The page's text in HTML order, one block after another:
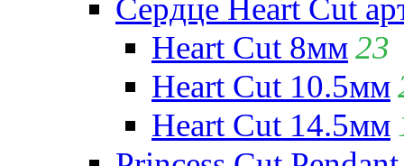
Сердце Heart Cut
Heart Cut 8мм23
Heart Cut 10.5мм
Heart Cut 14.5мм